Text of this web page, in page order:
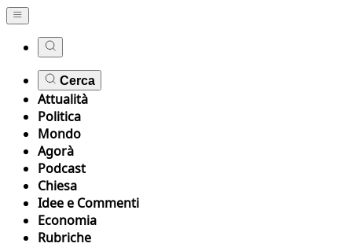
Cerca
Attualità
Politica
Mondo
Agorà
Podcast
Chiesa
Idee e Commenti
Economia
Rubriche